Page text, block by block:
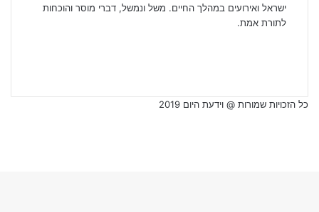
ישראל ואירועים במהלך החיים. משל ונמשל, דברי מוסר והוכחות
לתורת אמת.
כל הזכויות שמורות @ וידעת היום 2019